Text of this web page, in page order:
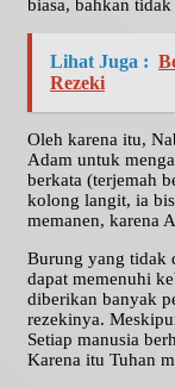
biasa, bahkan
Lihat Juga :
Rezeki
Oleh karena itu,
Adam untuk
berkata (terjemah
kolong langit, ia
memanen, karena
Burung yang tidak
dapat memenuhi
diberikan banyak
rezekinya.
Setiap manusia
Karena itu Tuhan